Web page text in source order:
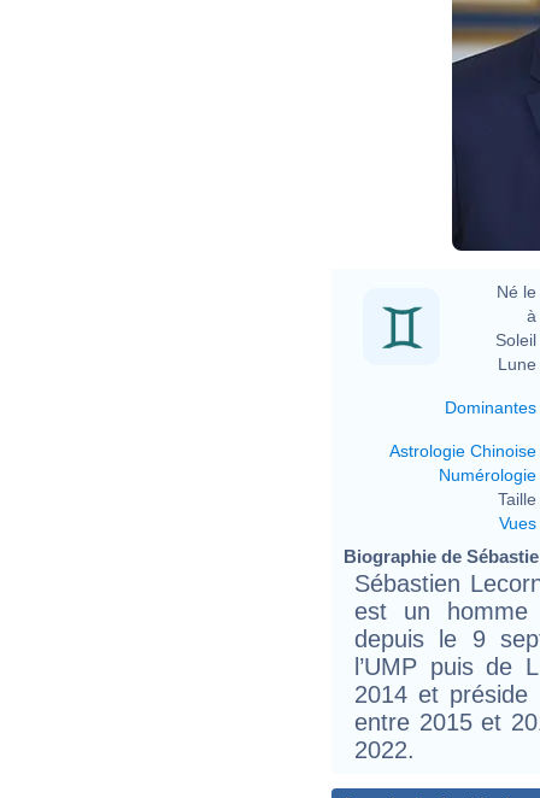
Né le
à
Soleil
Lune
Dominantes
Astrologie Chinoise
Numérologie
Taille
Vues
Biographie de
Sébastien
est un homme
depuis le 9
l’UMP puis de
2014 et préside
entre 2015 et
2022.